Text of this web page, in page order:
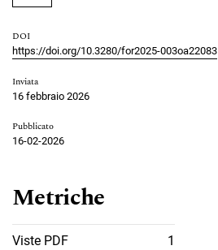
DOI
https://doi.org/10.3280/for2025-003oa22083
Inviata
16 febbraio 2026
Pubblicato
16-02-2026
Metriche
Viste PDF 1